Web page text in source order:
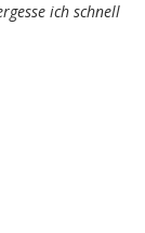
ich schnell